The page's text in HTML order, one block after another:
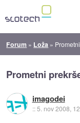
Forum » Loža »
Prometni
imagodei
::5. nov 2008,